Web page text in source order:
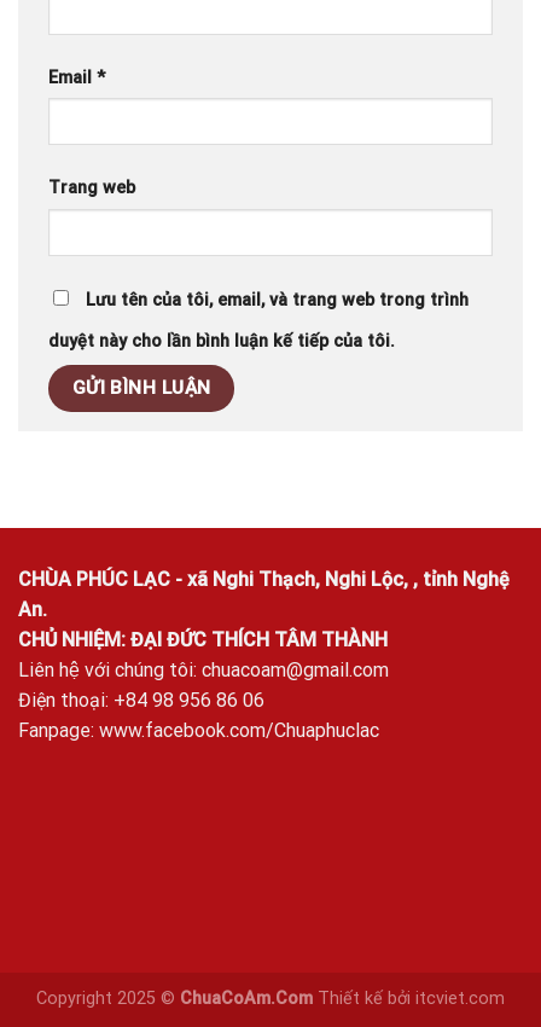
Email *
Trang web
Lưu tên của tôi, email, và trang web trong trình
duyệt này cho lần bình luận kế tiếp của tôi.
CHÙA PHÚC LẠC - xã Nghi Thạch, Nghi Lộc, , tỉnh Nghệ
An.
CHỦ NHIỆM: ĐẠI ĐỨC THÍCH TÂM THÀNH
Liên hệ với chúng tôi: chuacoam@gmail.com
Điện thoại: +84 98 956 86 06
Fanpage: www.facebook.com/Chuaphuclac
Copyright 2025 © ChuaCoAm.Com Thiết kế bởi itcviet.com